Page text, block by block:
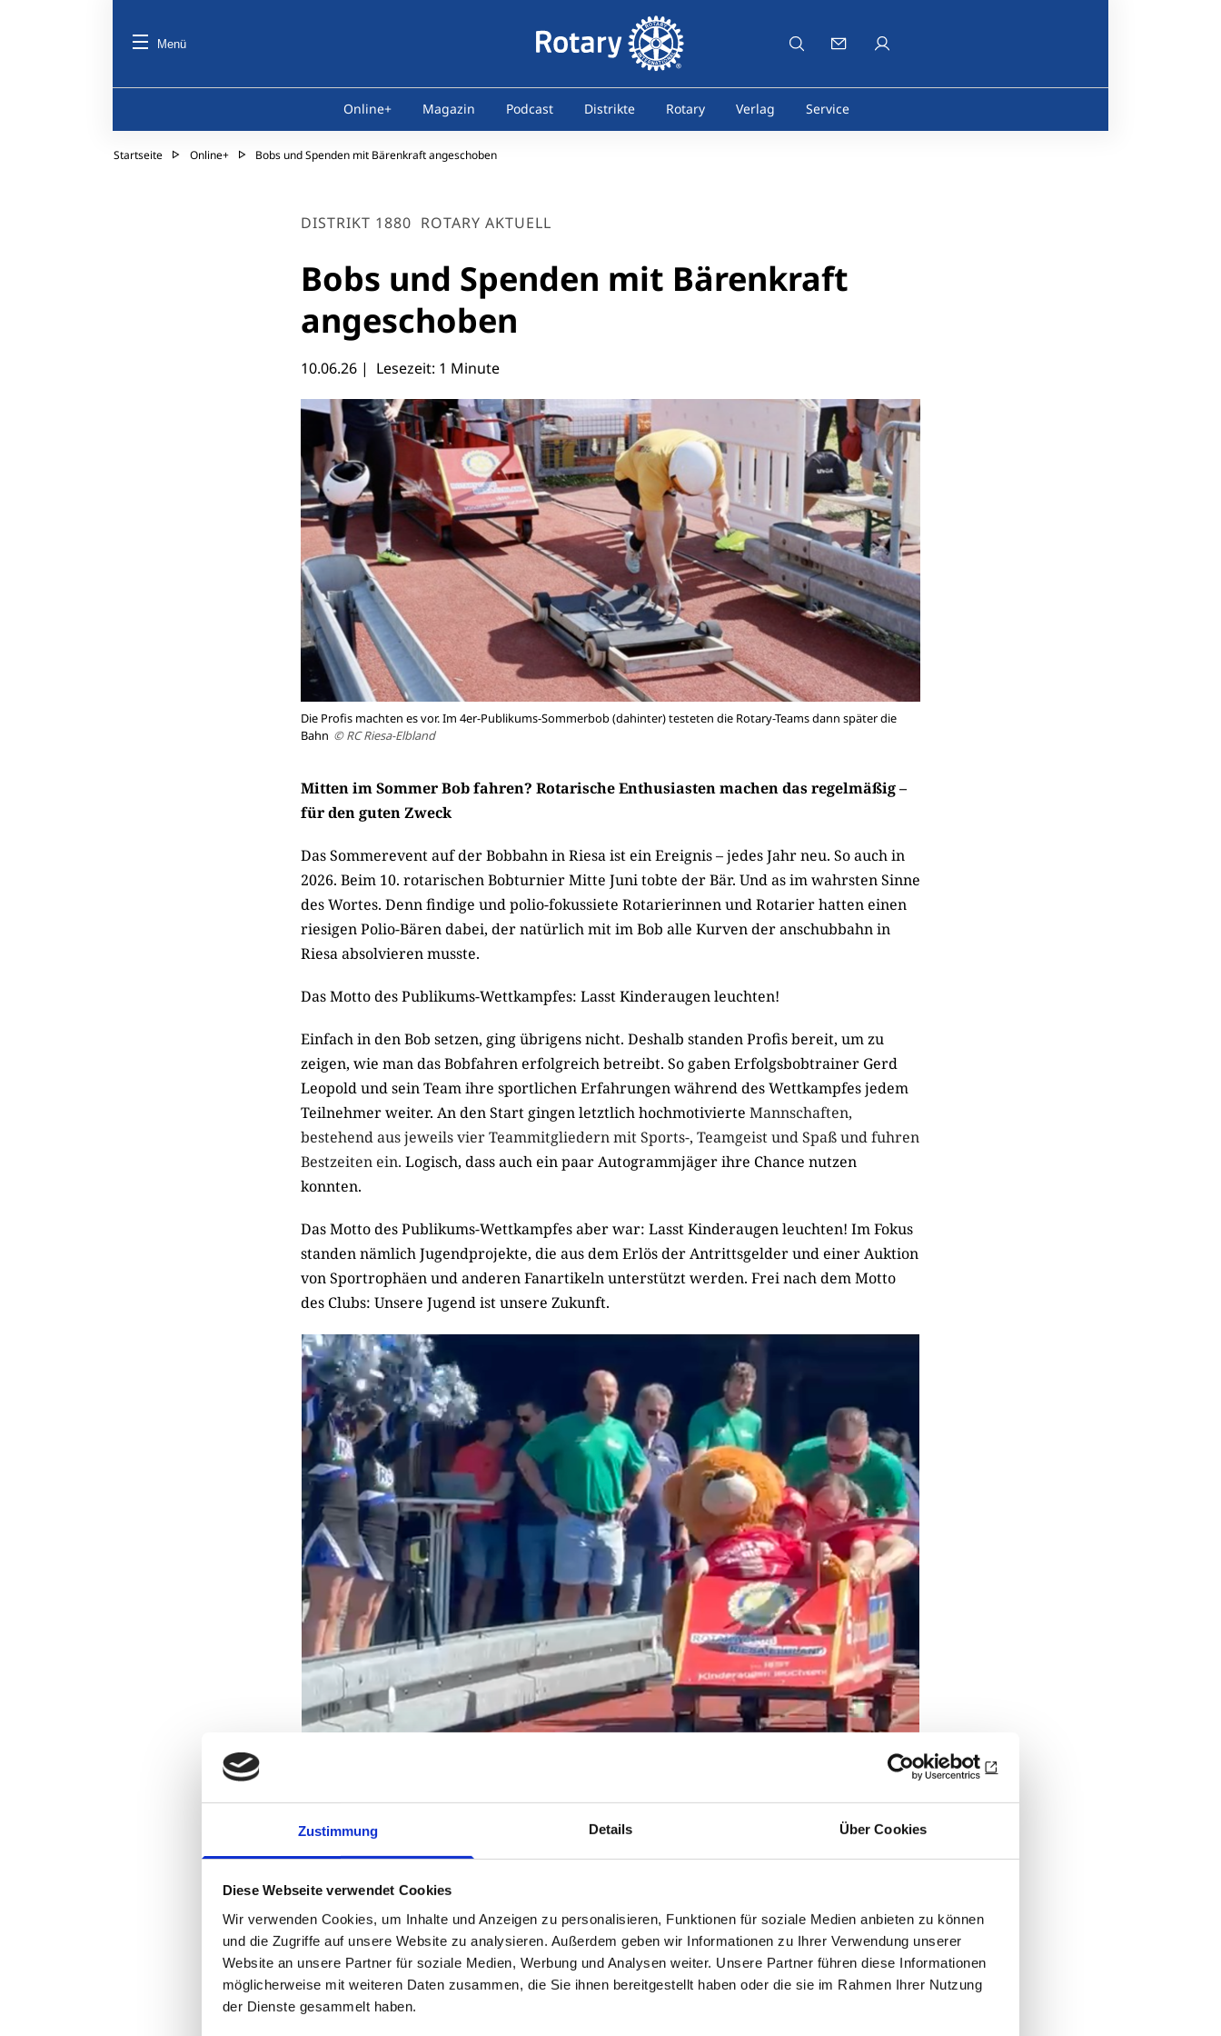
Zustimmung Details Über Cookies
Diese Webseite verwendet Cookies
Wir verwenden Cookies, um Inhalte und Anzeigen zu personalisieren, Funktionen für soziale Medien anbieten zu können
und die Zugriffe auf unsere Website zu analysieren. Außerdem geben wir Informationen zu Ihrer Verwendung unserer
Website an unsere Partner für soziale Medien, Werbung und Analysen weiter. Unsere Partner führen diese Informationen
möglicherweise mit weiteren Daten zusammen, die Sie ihnen bereitgestellt haben oder die sie im Rahmen Ihrer Nutzung
der Dienste gesammelt haben.
Menü
Online+ Magazin Podcast Distrikte Rotary Verlag Service
Startseite Online+ Bobs und Spenden mit Bärenkraft angeschoben
DISTRIKT 1880 ROTARY AKTUELL
Bobs und Spenden mit Bärenkraft
angeschoben
10.06.26| Lesezeit: 1 Minute
Die Profis machten es vor. Im 4er-Publikums-Sommerbob (dahinter) testeten die Rotary-Teams dann später die
Bahn © RC Riesa-Elbland
Mitten im Sommer Bob fahren? Rotarische Enthusiasten machen das regelmäßig –
für den guten Zweck
Das Sommerevent auf der Bobbahn in Riesa ist ein Ereignis – jedes Jahr neu. So auch in
2026. Beim 10. rotarischen Bobturnier Mitte Juni tobte der Bär. Und as im wahrsten Sinne
des Wortes. Denn findige und polio-fokussiete Rotarierinnen und Rotarier hatten einen
riesigen Polio-Bären dabei, der natürlich mit im Bob alle Kurven der anschubbahn in
Riesa absolvieren musste.
Das Motto des Publikums-Wettkampfes: Lasst Kinderaugen leuchten!
Einfach in den Bob setzen, ging übrigens nicht. Deshalb standen Profis bereit, um zu
zeigen, wie man das Bobfahren erfolgreich betreibt. So gaben Erfolgsbobtrainer Gerd
Leopold und sein Team ihre sportlichen Erfahrungen während des Wettkampfes jedem
Teilnehmer weiter. An den Start gingen letztlich hochmotivierte Mannschaften,
bestehend aus jeweils vier Teammitgliedern mit Sports-, Teamgeist und Spaß und fuhren
Bestzeiten ein. Logisch, dass auch ein paar Autogrammjäger ihre Chance nutzen
konnten.
Das Motto des Publikums-Wettkampfes aber war: Lasst Kinderaugen leuchten! Im Fokus
standen nämlich Jugendprojekte, die aus dem Erlös der Antrittsgelder und einer Auktion
von Sportrophäen und anderen Fanartikeln unterstützt werden. Frei nach dem Motto
des Clubs: Unsere Jugend ist unsere Zukunft.
Nicht ohne den Poliobären ging eines der Rotary-Teams in die Spur - klicken Sie auf das Bild für ein VIDEO!
Am Ende hieß es: Unser Distrikt war heute bärig sportlich unterwegs – wie das Video
beweist!
Teilen
Sharing
Optionen
Drucken